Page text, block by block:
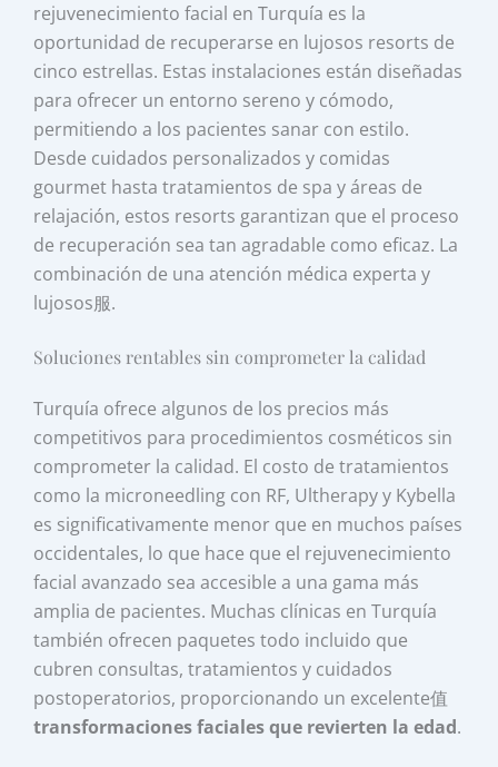
rejuvenecimiento facial en Turquía es la
oportunidad de recuperarse en lujosos resorts de
cinco estrellas. Estas instalaciones están diseñadas
para ofrecer un entorno sereno y cómodo,
permitiendo a los pacientes sanar con estilo.
Desde cuidados personalizados y comidas
gourmet hasta tratamientos de spa y áreas de
relajación, estos resorts garantizan que el proceso
de recuperación sea tan agradable como eficaz. La
combinación de una atención médica experta y
lujosos服.
Soluciones rentables sin comprometer la calidad
Turquía ofrece algunos de los precios más
competitivos para procedimientos cosméticos sin
comprometer la calidad. El costo de tratamientos
como la microneedling con RF, Ultherapy y Kybella
es significativamente menor que en muchos países
occidentales, lo que hace que el rejuvenecimiento
facial avanzado sea accesible a una gama más
amplia de pacientes. Muchas clínicas en Turquía
también ofrecen paquetes todo incluido que
cubren consultas, tratamientos y cuidados
postoperatorios, proporcionando un excelente值
transformaciones faciales que revierten la edad.